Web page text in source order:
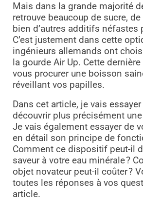
Mais dans la grande majorité
retrouve beaucoup de sucre,
bien d’autres additifs néfastes
C’est justement dans cette
ingénieurs allemands ont
la gourde Air Up. Cette
vous procurer une boisson
réveillant vos papilles.
Dans cet article, je vais
découvrir plus précisément
Je vais également essayer de
en détail son principe de
Comment ce dispositif peut-il
saveur à votre eau minérale ?
objet novateur peut-il coûter ?
toutes les réponses à vos
article.